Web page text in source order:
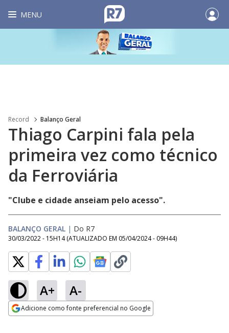
MENU
Record Balanço Geral
Thiago Carpini fala pela
primeira vez como técnico
da Ferroviária
"Clube e cidade anseiam pelo acesso".
BALANÇO GERAL | Do R7
30/03/2022 - 15H14 (ATUALIZADO EM 05/04/2024 - 09H44)
A+ A-
Adicione como fonte preferencial no Google